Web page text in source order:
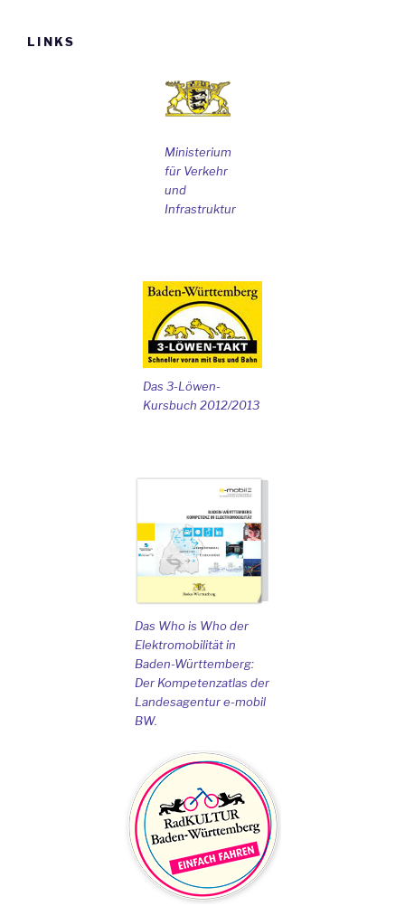
LINKS
Ministerium
für Verkehr
und
Infrastruktur
Das 3-Löwen-
Kursbuch 2012/2013
Das Who is Who der
Elektromobilität in
Baden-Württemberg:
Der Kompetenzatlas der
Landesagentur e-mobil
BW.